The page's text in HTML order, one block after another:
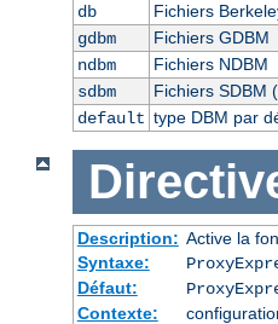
db
Fichiers
gdbm
Fichiers GDBM
ndbm
Fichiers NDBM
sdbm
Fichiers SDBM
default type DBM par
Description: Active la
Syntaxe:
Défaut:
Contexte: